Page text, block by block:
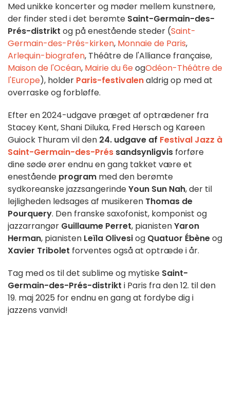
Med unikke koncerter og møder mellem kunstnere,
der finder sted i det berømte Saint-Germain-des-
Prés-distrikt og på enestående steder (Saint-
Germain-des-Prés-kirken, Monnaie de Paris,
Arlequin-biografen, Théâtre de l'Alliance française,
Maison de l'Océan, Mairie du 6eogOdéon-Théâtre de
l'Europe), holder Paris-festivalenaldrig op med at
overraske og forbløffe.
Efter en 2024-udgave præget af optrædener fra
Stacey Kent, Shani Diluka, Fred Hersch og Kareen
Guiock Thuram vil den 24. udgave af Festival Jazz à
Saint-Germain-des-Prés sandsynligvis forføre
dine søde ører endnu en gang takket være et
enestående program med den berømte
sydkoreanske jazzsangerindeYoun Sun Nah, der til
lejligheden ledsages af musikeren Thomas de
Pourquery. Den franske saxofonist, komponist og
jazzarrangør Guillaume Perret, pianistenYaron
Herman, pianisten Leïla Olivesiog Quatuor Ébèneog
Xavier Tribolet forventes også at optræde i år.
Tag med os til det sublime og mytiske Saint-
Germain-des-Prés-distrikt i Paris fra den 12. til den
19. maj 2025 for endnu en gang at fordybe dig i
jazzens vanvid!